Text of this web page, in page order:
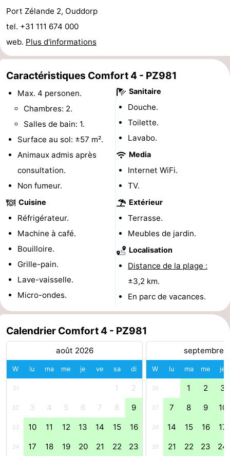
Hof
Haamstede
Last
Voir
et
Lieux
d'intérêt
Musées
Monuments
Églises
Points
vue
Attractions
Croisières
-
de
jeux
Aires
de
intérieures
-
Bowling
-
de
mini-
golf
de
bien-
être
Villages
villes
Nature
Visites
guidées
Sports
Port Zélande 2, Ouddorp
tel. +31 111 674 000
web. Plus d'informations
Caractéristiques Comfort 4 - PZ981
Max. 4 personen.
Chambres: 2.
Salles de bain: 1.
Surface au sol: ±57 m².
Animaux admis après
consultation.
Non fumeur.
Cuisine
Réfrigérateur.
Machine à café.
Bouilloire.
Grille-pain.
Lave-vaisselle.
Micro-ondes.
Sanitaire
Douche.
Toilette.
Lavabo.
Media
Internet WiFi.
TV.
Extérieur
Terrasse.
Meubles de jardin.
Localisation
Distance de la plage :
±3,2 km.
En parc de vacances.
Calendrier Comfort 4 - PZ981
août 2026
W lu ma me je ve sa di
31 1 2
32 3 4 5 6 7 8 9
33 10 11 12 13 14 15 16
34 17 18 19 20 21 22 23
septembre
W lu ma me je
36 1 2 3
37 7 8 9 10
38 14 15 16 17
39 21 22 23 24